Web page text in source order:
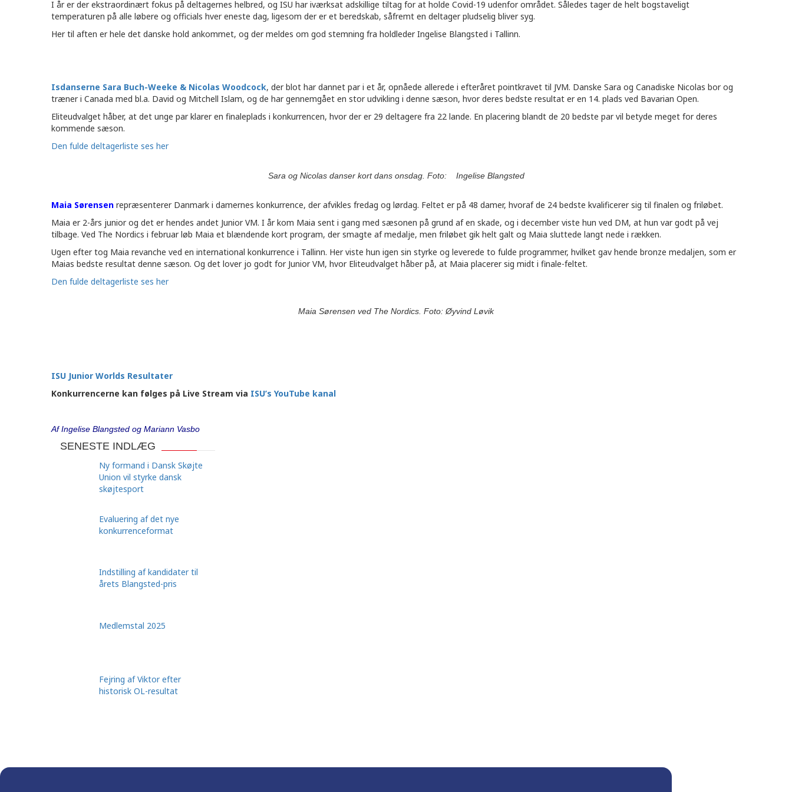
I år er der ekstraordinært fokus på deltagernes helbred, og ISU har iværksat adskillige tiltag for at holde Covid-19 udenfor området. Således tager de helt bogstaveligt
temperaturen på alle løbere og officials hver eneste dag, ligesom der er et beredskab, såfremt en deltager pludselig bliver syg.
Her til aften er hele det danske hold ankommet, og der meldes om god stemning fra holdleder Ingelise Blangsted i Tallinn.
Isdanserne Sara Buch-Weeke & Nicolas Woodcock, der blot har dannet par i et år, opnåede allerede i efteråret pointkravet til JVM. Danske Sara og Canadiske Nicolas bor og
træner i Canada med bl.a. David og Mitchell Islam, og de har gennemgået en stor udvikling i denne sæson, hvor deres bedste resultat er en 14. plads ved Bavarian Open.
Eliteudvalget håber, at det unge par klarer en finaleplads i konkurrencen, hvor der er 29 deltagere fra 22 lande. En placering blandt de 20 bedste par vil betyde meget for deres
kommende sæson.
Den fulde deltagerliste ses her
Sara og Nicolas danser kort dans onsdag. Foto: Ingelise Blangsted
Maia Sørensen repræsenterer Danmark i damernes konkurrence, der afvikles fredag og lørdag. Feltet er på 48 damer, hvoraf de 24 bedste kvalificerer sig til finalen og friløbet.
Maia er 2-års junior og det er hendes andet Junior VM. I år kom Maia sent i gang med sæsonen på grund af en skade, og i december viste hun ved DM, at hun var godt på vej
tilbage. Ved The Nordics i februar løb Maia et blændende kort program, der smagte af medalje, men friløbet gik helt galt og Maia sluttede langt nede i rækken.
Ugen efter tog Maia revanche ved en international konkurrence i Tallinn. Her viste hun igen sin styrke og leverede to fulde programmer, hvilket gav hende bronze medaljen, som er
Maias bedste resultat denne sæson. Og det lover jo godt for Junior VM, hvor Eliteudvalget håber på, at Maia placerer sig midt i finale-feltet.
Den fulde deltagerliste ses her
Maia Sørensen ved The Nordics. Foto: Øyvind Løvik
ISU Junior Worlds Resultater
Konkurrencerne kan følges på Live Stream via ISU’s YouTube kanal
Af Ingelise Blangsted og Mariann Vasbo
SENESTE INDLÆG
Ny formand i Dansk Skøjte
Union vil styrke dansk
skøjtesport
Evaluering af det nye
konkurrenceformat
Indstilling af kandidater til
årets Blangsted-pris
Medlemstal 2025
Fejring af Viktor efter
historisk OL-resultat